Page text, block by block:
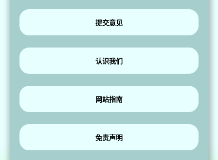
提交意见
认识我们
网站指南
免责声明